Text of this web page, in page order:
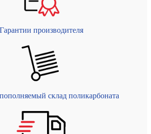
Гарантии производителя
склад поликарбоната